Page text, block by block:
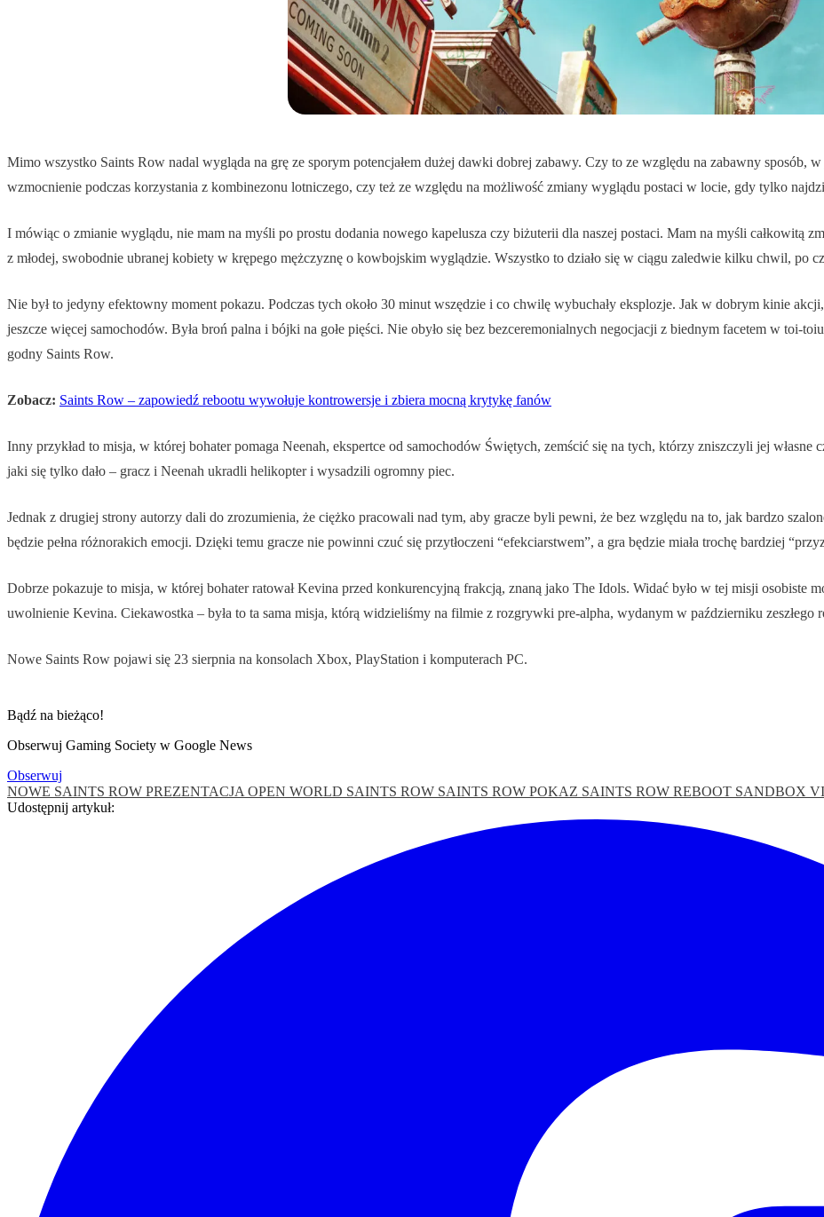
Mimo wszystko Saints Row nadal wygląda na grę ze sporym potencjałem dużej dawki dobrej zabawy. Czy to ze względu na zabawny sposób,
wzmocnienie podczas korzystania z kombinezonu lotniczego, czy też ze względu na możliwość zmiany wyglądu postaci w locie, gdy tylko
I mówiąc o zmianie wyglądu, nie mam na myśli po prostu dodania nowego kapelusza czy biżuterii dla naszej postaci. Mam na myśli całkowitą
z młodej, swobodnie ubranej kobiety w krępego mężczyznę o kowbojskim wyglądzie. Wszystko to działo się w ciągu zaledwie kilku chwil, po
Nie był to jedyny efektowny moment pokazu. Podczas tych około 30 minut wszędzie i co chwilę wybuchały eksplozje. Jak w dobrym kinie
jeszcze więcej samochodów. Była broń palna i bójki na gołe pięści. Nie obyło się bez bezceremonialnych negocjacji z biednym facetem w toi-
godny Saints Row.
Zobacz: Saints Row – zapowiedź rebootu wywołuje kontrowersje i zbiera mocną krytykę fanów
Inny przykład to misja, w której bohater pomaga Neenah, ekspertce od samochodów Świętych, zemścić się na tych, którzy zniszczyli jej
jaki się tylko dało – gracz i Neenah ukradli helikopter i wysadzili ogromny piec.
Jednak z drugiej strony autorzy dali do zrozumienia, że ciężko pracowali nad tym, aby gracze byli pewni, że bez względu na to, jak bardzo
będzie pełna różnorakich emocji. Dzięki temu gracze nie powinni czuć się przytłoczeni “efekciarstwem”, a gra będzie miała trochę bardziej
Dobrze pokazuje to misja, w której bohater ratował Kevina przed konkurencyjną frakcją, znaną jako The Idols. Widać było w tej misji osobiste
uwolnienie Kevina. Ciekawostka – była to ta sama misja, którą widzieliśmy na filmie z rozgrywki pre-alpha, wydanym w październiku zeszłego
Nowe Saints Row pojawi się 23 sierpnia na konsolach Xbox, PlayStation i komputerach PC.
Bądź na bieżąco!
Obserwuj Gaming Society w Google News
Obserwuj
NOWE SAINTS ROW PREZENTACJA OPEN WORLD SAINTS ROW SAINTS ROW POKAZ SAINTS ROW REBOOT SANDBOX
Udostępnij artykuł: